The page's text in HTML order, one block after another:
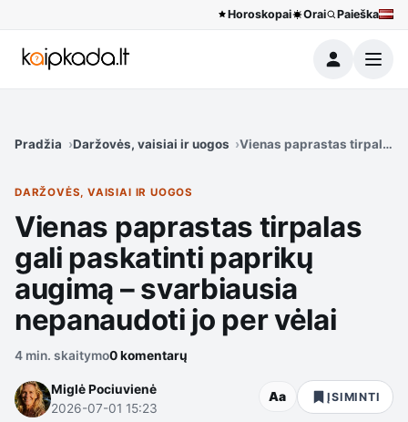
Horoskopai Orai Paieška
Meniu
Pradžia Daržovės, vaisiai ir uogos Vienas paprastas tirpalas
DARŽOVĖS, VAISIAI IR UOGOS
Vienas paprastas tirpalas
gali paskatinti paprikų
augimą – svarbiausia
nepanaudoti jo per vėlai
4 min. skaitymo0 komentarų
Miglė Pociuvienė
2026-07-01 15:23
Aa ĮSIMINTI